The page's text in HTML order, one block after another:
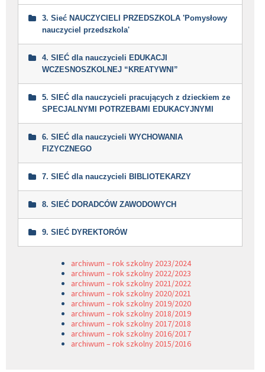
Plan pracy sieci
Plan pracy Sieci
Deklaracja przystąpienia do Sieci
Współpracy
Warsztaty „Kreatywny nauczyciel” –
19.11.2024 r
Zaproszenie
Plan pracy sieci
Plan pracy Sieci
Deklaracja przystąpienia do Sieci
Współpracy
Warsztat „Tworzenie escape room w
formularzach google”
Zaproszenie
Sprawozdanie
Zdjęcie
3. Sieć NAUCZYCIELI PRZEDSZKOLA 'Pomysłowy
nauczyciel przedszkola'
Zaproszenie
Zaproszenie
Sprawozdanie
Film
Zaproszenie
Sprawozdanie
4. SIEĆ dla nauczycieli EDUKACJI
WCZESNOSZKOLNEJ “KREATYWNI”
Plan pracy Sieci
Deklaracja
zaproszenie – Jak prawidłowo przygotować
konspekt lekcji/zajęć
zaproszenie – Canva w pracy nauczyciela
które angażują naprawdę
5. SIEĆ dla nauczycieli pracujących z dzieckiem ze
SPECJALNYMI POTRZEBAMI EDUKACYJNYMI
Plan pracy sieci
Deklaracja przystąpienia do Sieci Współpracy
Zaproszenie
Zdjęcia:
1 23
Zaproszenie
Sprawozdanie
Zaproszenie
Sprawozdanie
Zdjęcia:
2 345678
6. SIEĆ dla nauczycieli WYCHOWANIA
FIZYCZNEGO
Plan pracy sieci
Deklaracja przystąpienia do sieci
Spotkanie 2 – Zabawy ruchowe, które
sprawią, że dzieci pokochają aktywność.
Zaproszenie
Sprawozdanie
7. SIEĆ dla nauczycieli BIBLIOTEKARZY
8. SIEĆ DORADCÓW ZAWODOWYCH
Plan pracy sieci
Plan pracy Sieci
Sieci Współpracy
Samoświadomość, potrzeby,
rozwój – dobrostan doradcy
zawodowego – spotkanie 1
Zaproszenie
Sprawozdanie
Targi Edukacji, Targi Pracy,
9. SIEĆ DYREKTORÓW
SIEĆ DYREKTORÓW PRZEDSZKOLI
SIEĆ DYREKTORÓW SZKÓŁ PODSTAWOWYCH
SIEĆ DYREKTORÓW SZKÓŁ
archiwum – rok szkolny 2023/2024
archiwum – rok szkolny 2022/2023
archiwum – rok szkolny 2021/2022
archiwum – rok szkolny 2020/2021
archiwum – rok szkolny 2019/2020
archiwum – rok szkolny 2018/2019
archiwum – rok szkolny 2017/2018
archiwum – rok szkolny 2016/2017
archiwum – rok szkolny 2015/2016